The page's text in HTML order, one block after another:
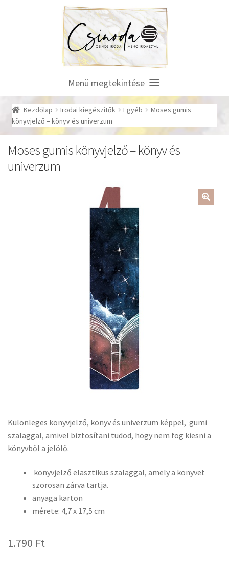
Menü megtekintése
Kezdőlap Irodai kiegészítők Egyéb
Moses gumis
könyvjelző – könyv és univerzum
Moses gumis könyvjelző – könyv és
univerzum
Különleges könyvjelző, könyv és univerzum képpel, gumi
szalaggal, amivel biztosítani tudod, hogy nem fog kiesni a
könyvből a jelölő.
könyvjelző elasztikus szalaggal, amely a könyvet
szorosan zárva tartja.
anyaga karton
mérete: 4,7 x 17,5 cm
1.790 Ft